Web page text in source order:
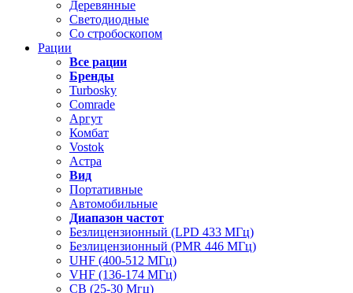
Деревянные
Светодиодные
Со стробоскопом
Рации
Все рации
Бренды
Turbosky
Comrade
Аргут
Комбат
Vostok
Астра
Вид
Портативные
Автомобильные
Диапазон частот
Безлицензионный (LPD 433 МГц)
Безлицензионный (PMR 446 МГц)
UHF (400-512 МГц)
VHF (136-174 МГц)
CB (25-30 Мгц)